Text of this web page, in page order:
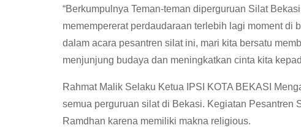
“Berkumpulnya Teman-teman diperguruan Silat
memempererat perdaudaraan terlebih lagi moment di
dalam acara pesantren silat ini, mari kita bersatu
menjunjung budaya dan meningkatkan cinta kita
Rahmat Malik Selaku Ketua IPSI KOTA BEKASI
semua perguruan silat di Bekasi. Kegiatan Pesantren
Ramdhan karena memiliki makna religious.